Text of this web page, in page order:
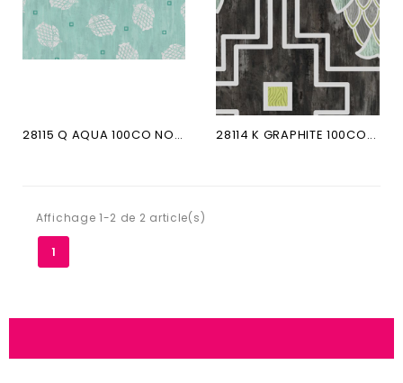
28115 Q AQUA 100CO NOCTURNE 28114 K GRAPHITE 100CO...
Affichage 1-2 de 2 article(s)
1